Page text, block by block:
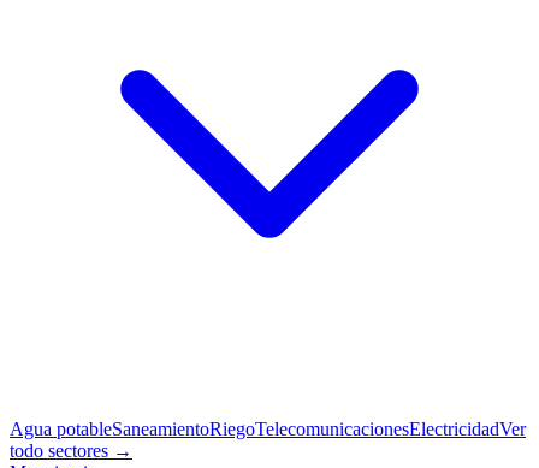
Agua potableSaneamientoRiegoTelecomunicacionesElectricidadVer
todo sectores →